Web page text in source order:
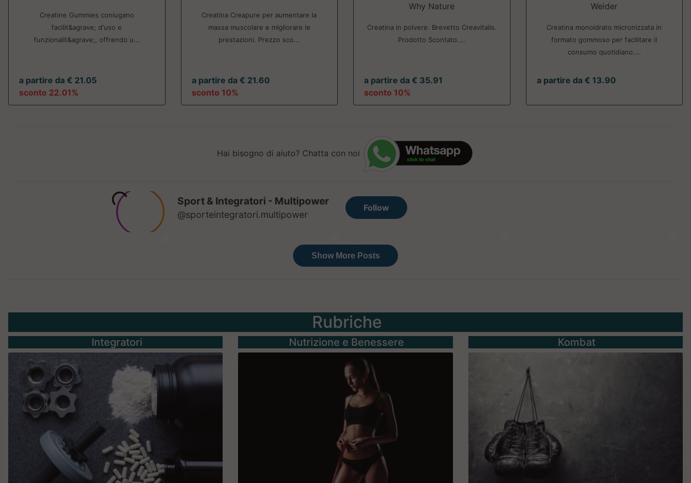
Creatine Gummies coniugano
facilit&agrave; d'uso e
funzionalit&agrave;, offrendo u...
a partire da € 21.05
sconto 22.01%
Creatina Creapure per aumentare la
massa muscolare e migliorare le
prestazioni. Prezzo sco...
a partire da € 21.60
sconto 10%
Why Nature
Creatina in polvere. Brevetto Creavitalis.
Prodotto Scontato....
a partire da € 35.91
sconto 10%
Weider
Creatina monoidrato micronizzata in
formato gommoso per facilitare il
consumo quotidiano....
a partire da € 13.90
Hai bisogno di aiuto? Chatta con noi
Rubriche
Integratori Nutrizione e Benessere Kombat